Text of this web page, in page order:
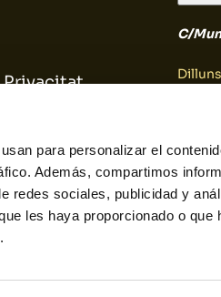
para personalizar el
Además, compartimos
redes sociales, publicidad y
les haya proporcionado o que
Privacitat
C/
Tancat